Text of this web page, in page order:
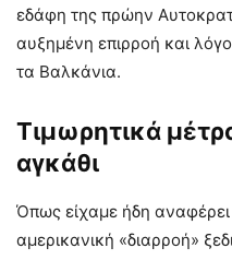
εδάφη της πρώην
αυξημένη επιρροή και
τα Βαλκάνια.
Τιμωρητικά
αγκάθι
Όπως είχαμε ήδη
αμερικανική «διαρροή»